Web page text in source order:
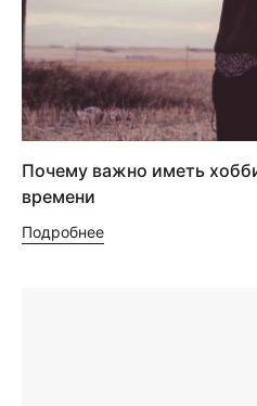
Почему важно иметь
времени
Подробнее